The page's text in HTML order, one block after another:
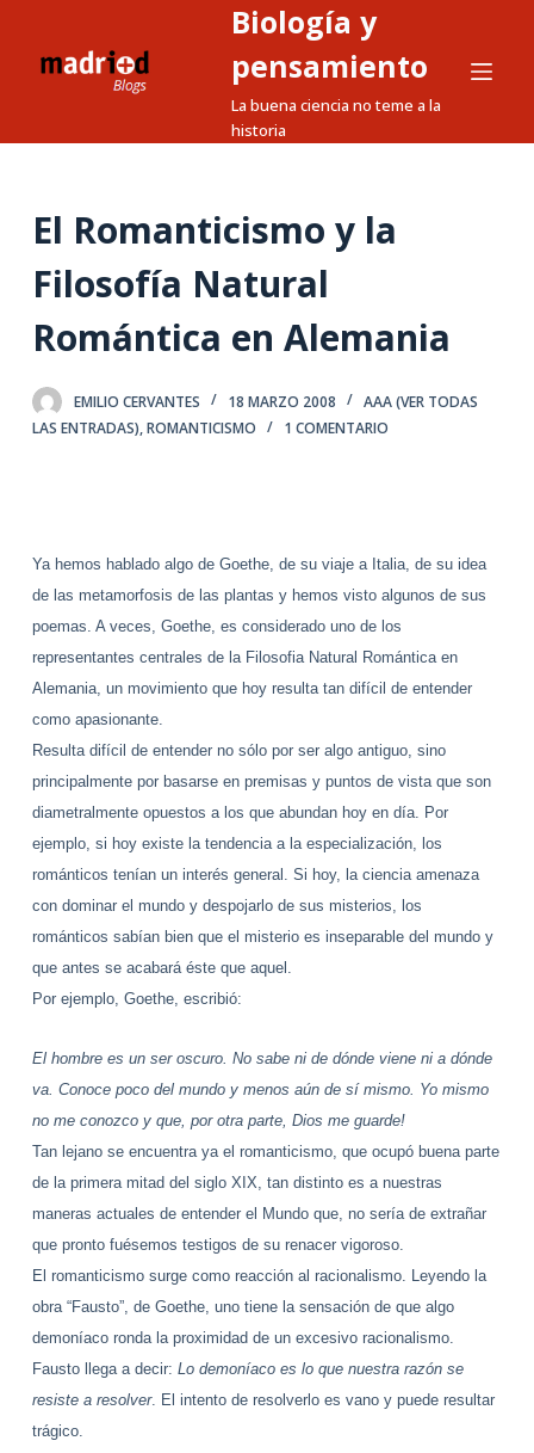
a
e
n
Biología y
pensamiento
La buena ciencia no teme a la
historia
El Romanticismo y la
Filosofía Natural
Romántica en Alemania
EMILIO CERVANTES 18 MARZO 2008
AAA (VER TODAS
LAS ENTRADAS),ROMANTICISMO 1 COMENTARIO
Ya hemos hablado algo de Goethe, de su viaje a Italia, de su idea
de las metamorfosis de las plantas y hemos visto algunos de sus
poemas. A veces, Goethe, es considerado uno de los
representantes centrales de la Filosofia Natural Romántica en
Alemania, un movimiento que hoy resulta tan difícil de entender
como apasionante.
Resulta difícil de entender no sólo por ser algo antiguo, sino
principalmente por basarse en premisas y puntos de vista que son
diametralmente opuestos a los que abundan hoy en día. Por
ejemplo, si hoy existe la tendencia a la especialización, los
románticos tenían un interés general. Si hoy, la ciencia amenaza
con dominar el mundo y despojarlo de sus misterios, los
románticos sabían bien que el misterio es inseparable del mundo y
que antes se acabará éste que aquel.
Por ejemplo, Goethe, escribió:
El hombre es un ser oscuro. No sabe ni de dónde viene ni a dónde
va. Conoce poco del mundo y menos aún de sí mismo. Yo mismo
no me conozco y que, por otra parte, Dios me guarde!
Tan lejano se encuentra ya el romanticismo, que ocupó buena parte
de la primera mitad del siglo XIX, tan distinto es a nuestras
maneras actuales de entender el Mundo que, no sería de extrañar
que pronto fuésemos testigos de su renacer vigoroso.
El romanticismo surge como reacción al racionalismo. Leyendo la
obra “Fausto”, de Goethe, uno tiene la sensación de que algo
demoníaco ronda la proximidad de un excesivo racionalismo.
Fausto llega a decir: Lo demoníaco es lo que nuestra razón se
resiste a resolver. El intento de resolverlo es vano y puede resultar
trágico.